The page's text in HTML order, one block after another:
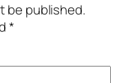
be published.
*